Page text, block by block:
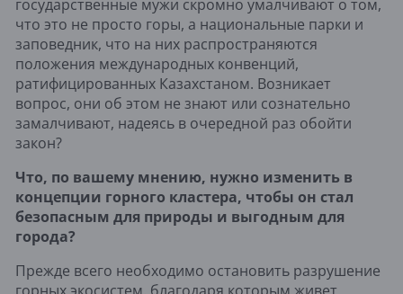
государственные мужи скромно умалчивают о том,
что это не просто горы, а национальные парки и
заповедник, что на них распространяются
положения международных конвенций,
ратифицированных Казахстаном. Возникает
вопрос, они об этом не знают или сознательно
замалчивают, надеясь в очередной раз обойти
закон?
Что, по вашему мнению, нужно изменить в
концепции горного кластера, чтобы он стал
безопасным для природы и выгодным для
города?
Прежде всего необходимо остановить разрушение